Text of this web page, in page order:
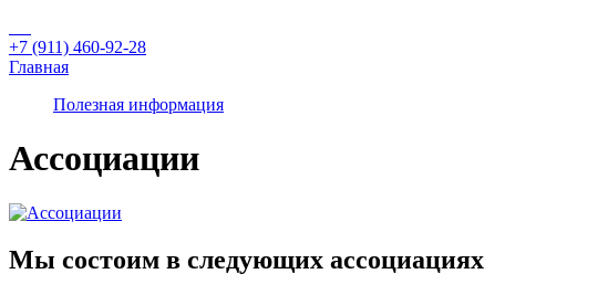
+7 (911) 460-92-28
Главная
Полезная информация
Ассоциации
Мы состоим в следующих ассоциациях